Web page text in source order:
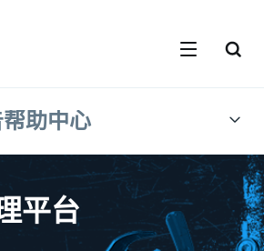
助中心
平台